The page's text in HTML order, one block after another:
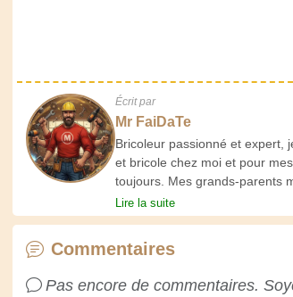
Écrit par
Mr FaiDaTe
Bricoleur passionné et expert,
et bricole chez moi et pour
toujours. Mes grands-parents
jeune, et depuis, j'ai acquis une
expérience. L'expérience est
apprécier le dévouement des
chaque jour est une occasion
Lire la suite
Commentaires
Pas encore de commentaires.